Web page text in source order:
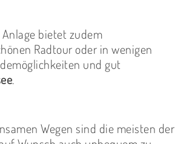
bietet zudem
Radtour oder in wenigen
und gut
.
Wegen sind die meisten der